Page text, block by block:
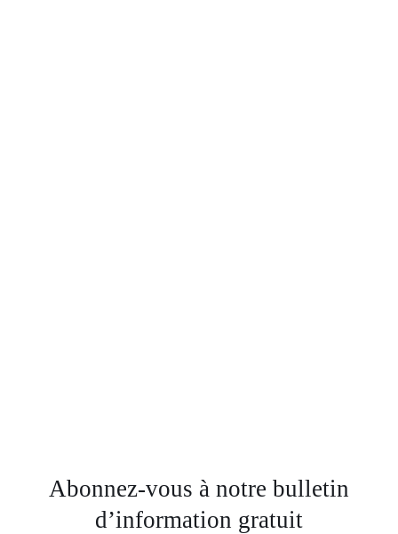
Abonnez-vous à notre bulletin
d’information gratuit